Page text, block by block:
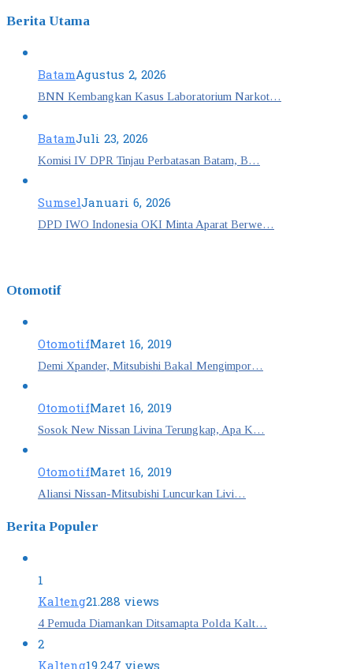
Berita Utama
BatamAgustus 2, 2026
BNN Kembangkan Kasus Laboratorium Narkot…
BatamJuli 23, 2026
Komisi IV DPR Tinjau Perbatasan Batam, B…
SumselJanuari 6, 2026
DPD IWO Indonesia OKI Minta Aparat Berwe…
Otomotif
OtomotifMaret 16, 2019
Demi Xpander, Mitsubishi Bakal Mengimpor…
OtomotifMaret 16, 2019
Sosok New Nissan Livina Terungkap, Apa K…
OtomotifMaret 16, 2019
Aliansi Nissan-Mitsubishi Luncurkan Livi…
Berita Populer
1
Kalteng21.288 views
4 Pemuda Diamankan Ditsamapta Polda Kalt…
2